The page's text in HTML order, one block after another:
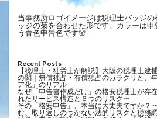
当事務所ロゴイメージは税理士バッジ
ッジの菊を合わせた形です。カラーは
う青色申告色です🌸
Recent Posts
【税理士・社労士が解説】大阪の税理士逮
の闇｜無償独占・有償独占のカラクリと、
ア化」のリアル
なぜ「申告書作成だけ」の格安税理士が存
れたサービス構造と６つのリスク〜
その「格安申告」、本当に大丈夫ですか？
む、取り返しのつかない法的リスクと税務